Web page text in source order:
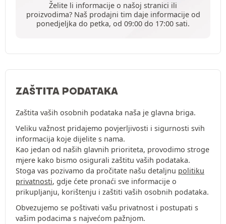
Želite li informacije o našoj stranici ili
proizvodima? Naš prodajni tim daje informacije od
ponedjeljka do petka, od 09:00 do 17:00 sati.
ZAŠTITA PODATAKA
Zaštita vaših osobnih podataka naša je glavna briga.
Veliku važnost pridajemo povjerljivosti i sigurnosti svih
informacija koje dijelite s nama.
Kao jedan od naših glavnih prioriteta, provodimo stroge
mjere kako bismo osigurali zaštitu vaših podataka.
Stoga vas pozivamo da pročitate našu detaljnu politiku
privatnosti, gdje ćete pronaći sve informacije o
prikupljanju, korištenju i zaštiti vaših osobnih podataka.
Obvezujemo se poštivati vašu privatnost i postupati s
vašim podacima s najvećom pažnjom.